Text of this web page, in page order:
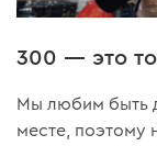
300 — это
Мы любим быть
месте, поэтому